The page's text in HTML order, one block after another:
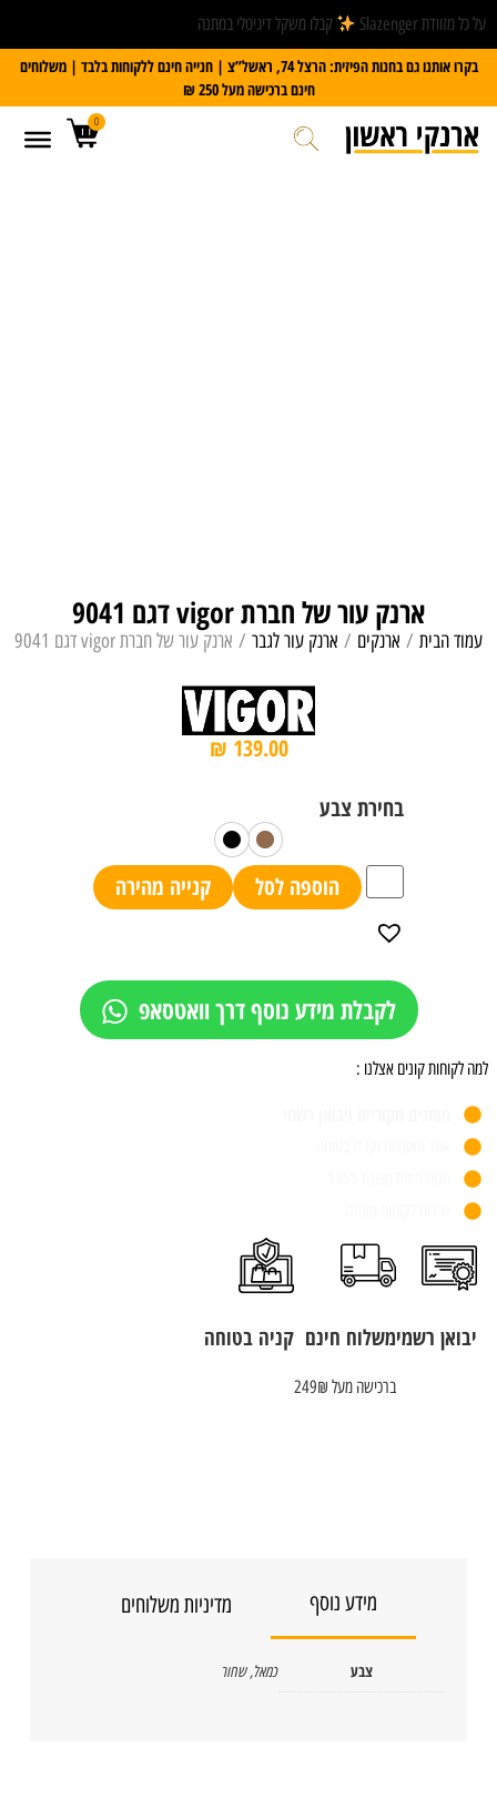
על כל מזוודת Slazenger
קבלו משקל דיגיטלי במתנה
בקרו אותנו גם בחנות הפיזית: הרצל 74, ראשל”צ | חנייה חינם ללקוחות בלבד | משלוחים
חינם ברכישה מעל 250 ₪
0
ארנק עור של חברת vigor דגם 9041
עמוד הבית / ארנקים / ארנק עור לגבר / ארנק עור של חברת vigor דגם 9041
₪ 139.00
הוספה לסל קנייה מהירה
לקבלת מידע נוסף דרך וואטסאפ
למה לקוחות קונים אצלנו :
יבואן רשמימשלוח חינם
ברכישה מעל 249₪
קניה בטוחה
מידע נוסף מדיניות משלוחים
צבע כמאל,שחור